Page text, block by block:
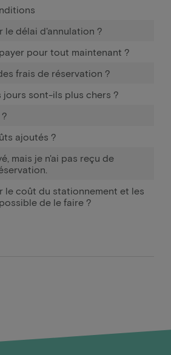
le délai d'annulation ?
pour tout maintenant ?
frais de réservation ?
sont-ils plus chers ?
ajoutés ?
mais je n'ai pas reçu de
le coût du stationnement et les
de le faire ?